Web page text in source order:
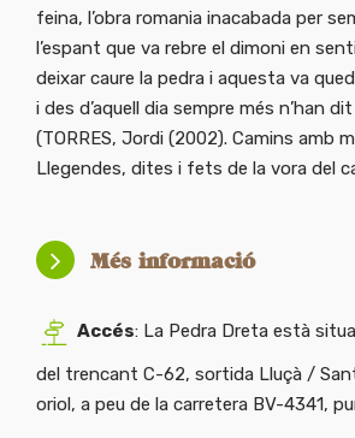
feina, l’obra romania inacabada per
l’espant que va rebre el dimoni en
deixar caure la pedra i aquesta va
i des d’aquell dia sempre més n’han
(TORRES, Jordi (2002). Camins amb
Llegendes, dites i fets de la vora del
Més informació
Accés: La Pedra Dreta està
del trencant C-62, sortida Lluçà /
oriol, a peu de la carretera BV-4341,